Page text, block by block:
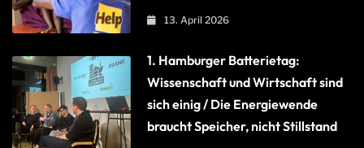
13. April 2026
1. Hamburger Batterietag:
Wissenschaft und Wirtschaft sind
sich einig / Die Energiewende
braucht Speicher, nicht Stillstand